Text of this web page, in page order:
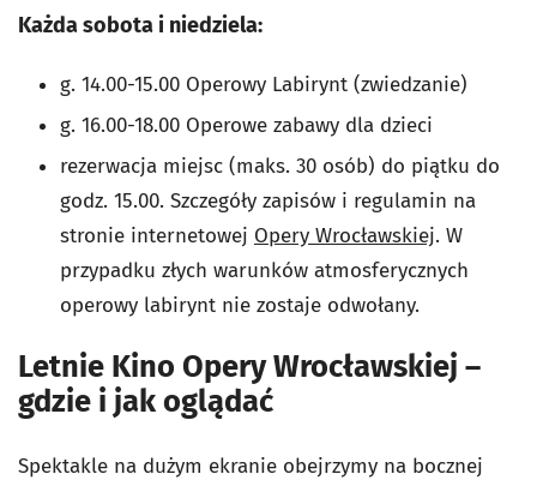
Każda sobota i niedziela:
g. 14.00-15.00 Operowy Labirynt (zwiedzanie)
g. 16.00-18.00 Operowe zabawy dla dzieci
rezerwacja miejsc (maks. 30 osób) do piątku do
godz. 15.00. Szczegóły zapisów i regulamin na
stronie internetowej Opery Wrocławskiej. W
przypadku złych warunków atmosferycznych
operowy labirynt nie zostaje odwołany.
Letnie Kino Opery Wrocławskiej –
gdzie i jak oglądać
Spektakle na dużym ekranie obejrzymy na bocznej